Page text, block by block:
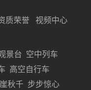
质荣誉 视频中心
景台 空中列车
高空自行车
秋千 步步惊心